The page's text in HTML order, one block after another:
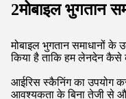
2मोबाइल भुगतान